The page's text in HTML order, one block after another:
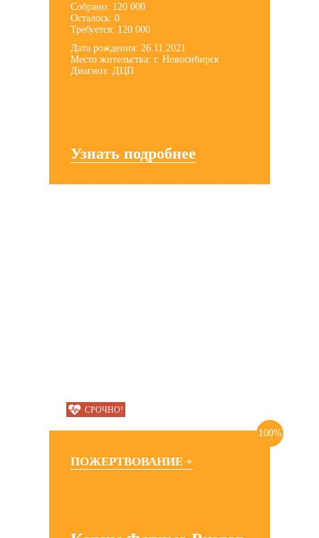
Собрано: 120 000
Осталось: 0
Требуется: 120 000
Дата рождения: 26.11.2021
Место жительства: г. Новосибирск
Диагноз: ДЦП
Узнать подробнее
СРОЧНО!
100%
ПОЖЕРТВОВАНИЕ +